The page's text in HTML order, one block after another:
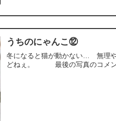
うちのにゃんこ⑫
冬になると猫が動かない… 無理
どねぇ。 最後の写真のコメン